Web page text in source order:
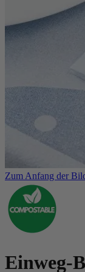
Zum Anfang der
Einweg-